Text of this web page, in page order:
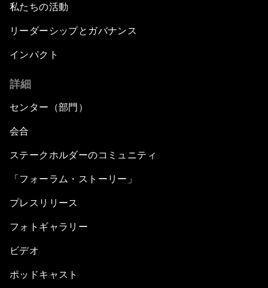
私たちの活動
リーダーシップとガバナンス
インパクト
詳細
センター（部門）
会合
ステークホルダーのコミュニティ
「フォーラム・ストーリー」
プレスリリース
フォトギャラリー
ビデオ
ポッドキャスト